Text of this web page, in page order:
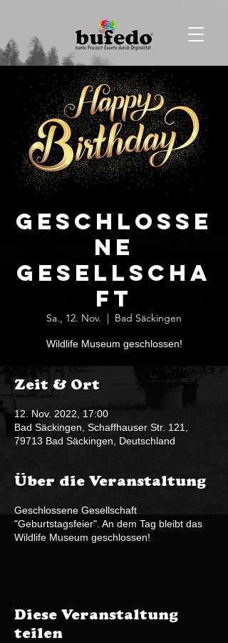
Geschlosse
ne
Gesellscha
ft
Sa., 12. Nov.
  |
Bad Säckingen
Wildlife Museum geschlossen!
Zeit & Ort
12. Nov. 2022, 17:00
Bad Säckingen, Schaffhauser Str. 121,
79713 Bad Säckingen, Deutschland
Über die Veranstaltung
Geschlossene Gesellschaft
"Geburtstagsfeier". An dem Tag bleibt das
Wildlife Museum geschlossen!
Diese Veranstaltung
teilen